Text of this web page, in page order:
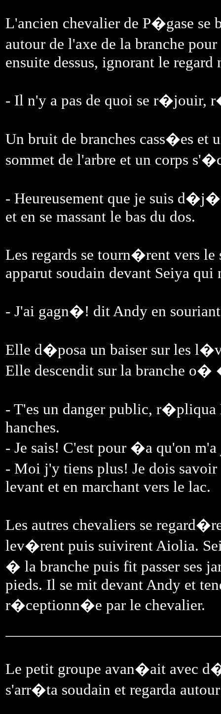
L'ancien chevalier de P�gase se
autour de l'axe de la branche
ensuite dessus, ignorant le
- Il n'y a pas de quoi se r�jouir,
Un bruit de branches cass�es et
sommet de l'arbre et un corps
- Heureusement que je suis
et en se massant le bas du dos.
Les regards se tourn�rent vers
apparut soudain devant Seiya qui
- J'ai gagn�! dit Andy en
Elle d�posa un baiser sur les
Elle descendit sur la branche
- T'es un danger public, r�pliqua
hanches.
- Je sais! C'est pour �a qu'on
- Moi j'y tiens plus! Je dois
levant et en marchant vers le lac.
Les autres chevaliers se
lev�rent puis suivirent Aiolia.
� la branche puis fit passer ses
pieds. Il se mit devant Andy et
r�ceptionn�e par le chevalier.
Le petit groupe avan�ait avec
s'arr�ta soudain et regarda